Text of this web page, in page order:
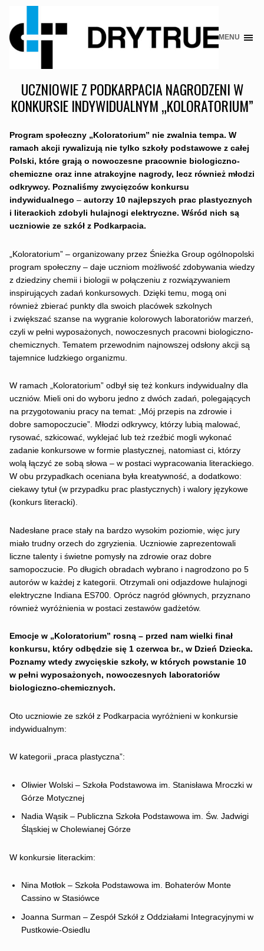
Skip
MENU
UCZNIOWIE Z PODKARPACIA NAGRODZENI W
KONKURSIE INDYWIDUALNYM „KOLORATORIUM”
Program społeczny „Koloratorium” nie zwalnia tempa. W
ramach akcji rywalizują nie tylko szkoły podstawowe z całej
Polski, które grają o nowoczesne pracownie biologiczno-
chemiczne oraz inne atrakcyjne nagrody, lecz również młodzi
odkrywcy. Poznaliśmy zwycięzców konkursu
indywidualnego ­ – autorzy 10 najlepszych prac plastycznych
i literackich zdobyli hulajnogi elektryczne. Wśród nich są
uczniowie ze szkół z Podkarpacia.
„Koloratorium” – organizowany przez Śnieżka Group ogólnopolski
program społeczny – daje uczniom możliwość zdobywania wiedzy
z dziedziny chemii i biologii w połączeniu z rozwiązywaniem
inspirujących zadań konkursowych. Dzięki temu, mogą oni
również zbierać punkty dla swoich placówek szkolnych
i zwiększać szanse na wygranie kolorowych laboratoriów marzeń,
czyli w pełni wyposażonych, nowoczesnych pracowni biologiczno-
chemicznych. Tematem przewodnim najnowszej odsłony akcji są
tajemnice ludzkiego organizmu.
W ramach „Koloratorium” odbył się też konkurs indywidualny dla
uczniów. Mieli oni do wyboru jedno z dwóch zadań, polegających
na przygotowaniu pracy na temat: „Mój przepis na zdrowie i
dobre samopoczucie”. Młodzi odkrywcy, którzy lubią malować,
rysować, szkicować, wyklejać lub też rzeźbić mogli wykonać
zadanie konkursowe w formie plastycznej, natomiast ci, którzy
wolą łączyć ze sobą słowa – w postaci wypracowania literackiego.
W obu przypadkach oceniana była kreatywność, a dodatkowo:
ciekawy tytuł (w przypadku prac plastycznych) i walory językowe
(konkurs literacki).
Nadesłane prace stały na bardzo wysokim poziomie, więc jury
miało trudny orzech do zgryzienia. Uczniowie zaprezentowali
liczne talenty i świetne pomysły na zdrowie oraz dobre
samopoczucie. Po długich obradach wybrano i nagrodzono po 5
autorów w każdej z kategorii. Otrzymali oni odjazdowe hulajnogi
elektryczne Indiana ES700. Oprócz nagród głównych, przyznano
również wyróżnienia w postaci zestawów gadżetów.
Emocje w „Koloratorium” rosną – przed nam wielki finał
konkursu, który odbędzie się 1 czerwca br., w Dzień Dziecka.
Poznamy wtedy zwycięskie szkoły, w których powstanie 10
w pełni wyposażonych, nowoczesnych laboratoriów
biologiczno-chemicznych.
Oto uczniowie ze szkół z Podkarpacia wyróżnieni w konkursie
indywidualnym:
W kategorii „praca plastyczna”:
Oliwier Wolski – Szkoła Podstawowa im. Stanisława Mroczki w
Górze Motycznej
Nadia Wąsik – Publiczna Szkoła Podstawowa im. Św. Jadwigi
Śląskiej w Cholewianej Górze
W konkursie literackim:
Nina Motłok – Szkoła Podstawowa im. Bohaterów Monte
Cassino w Stasiówce
Joanna Surman – Zespół Szkół z Oddziałami Integracyjnymi w
Pustkowie-Osiedlu